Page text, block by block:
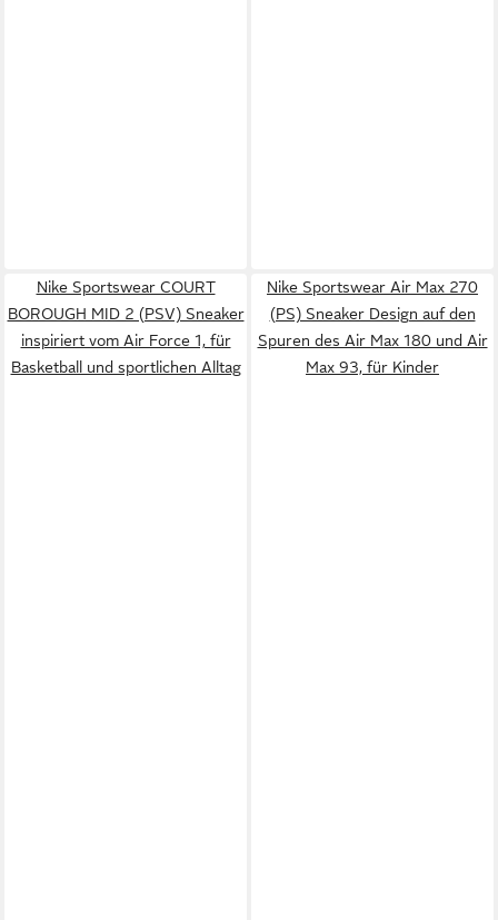
Nike Sportswear COURT
BOROUGH MID 2 (PSV) Sneaker
inspiriert vom Air Force 1, für
Basketball und sportlichen Alltag
Nike Sportswear Air Max 270
(PS) Sneaker Design auf den
Spuren des Air Max 180 und Air
Max 93, für Kinder